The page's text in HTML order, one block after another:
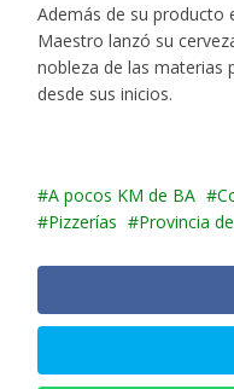
Además de su producto
Maestro lanzó su
nobleza de las materias
desde sus inicios.
A pocos KM de BA
Pizzerías
Provincia